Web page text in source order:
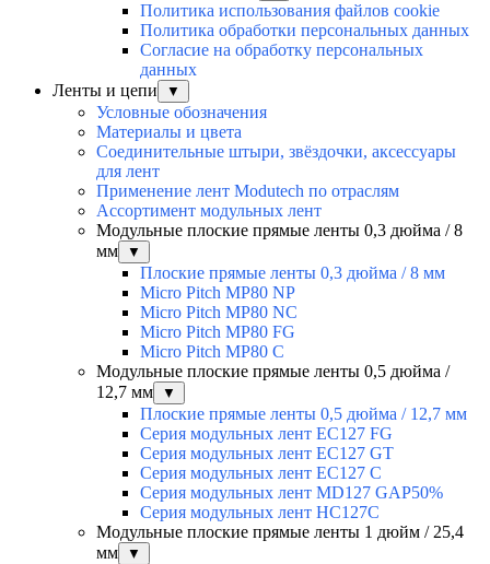
Политика использования файлов cookie
Политика обработки персональных данных
Согласие на обработку персональных
данных
Ленты и цепи
▼
Условные обозначения
Материалы и цвета
Соединительные штыри, звёздочки, аксессуары
для лент
Применение лент Modutech по отраслям
Ассортимент модульных лент
Модульные плоские прямые ленты 0,3 дюйма / 8
мм
▼
Плоские прямые ленты 0,3 дюйма / 8 мм
Micro Pitch MP80 NP
Micro Pitch MP80 NС
Micro Pitch MP80 FG
Micro Pitch MP80 С
Модульные плоские прямые ленты 0,5 дюйма /
12,7 мм
▼
Плоские прямые ленты 0,5 дюйма / 12,7 мм
Серия модульных лент EC127 FG
Серия модульных лент EC127 GT
Серия модульных лент EC127 С
Серия модульных лент MD127 GAP50%
Серия модульных лент HC127C
Модульные плоские прямые ленты 1 дюйм / 25,4
мм
▼